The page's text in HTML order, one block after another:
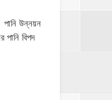
পানি উন্নয়ন
পানি বিপদ